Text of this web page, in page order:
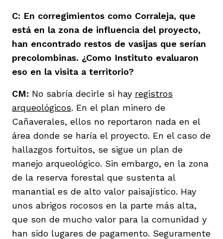
C: En corregimientos como Corraleja, que
está en la zona de influencia del proyecto,
han encontrado restos de vasijas que serían
precolombinas. ¿Como Instituto evaluaron
eso en la visita a territorio?
CM: No sabría decirle si hay registros
arqueológicos. En el plan minero de
Cañaverales, ellos no reportaron nada en el
área donde se haría el proyecto. En el caso de
hallazgos fortuitos, se sigue un plan de
manejo arqueológico. Sin embargo, en la zona
de la reserva forestal que sustenta al
manantial es de alto valor paisajístico. Hay
unos abrigos rocosos en la parte más alta,
que son de mucho valor para la comunidad y
han sido lugares de pagamento. Seguramente